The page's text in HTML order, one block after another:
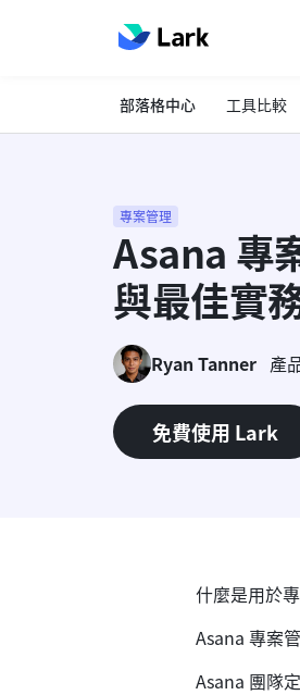
部落格中心 工具比較
專案管理
Asana 專
與最佳實
Ryan Tanner 產
免費使用 Lark
什麼是用於
Asana 專案
Asana 團隊